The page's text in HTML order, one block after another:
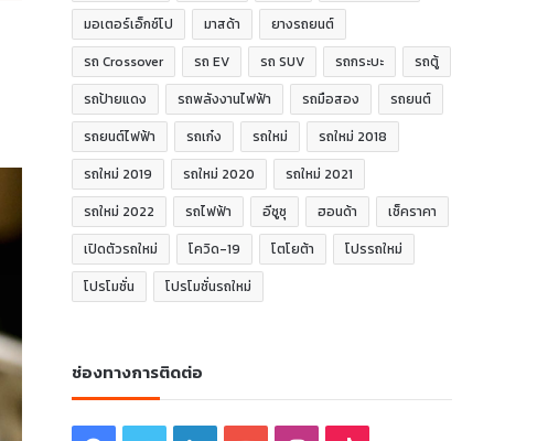
มอเตอร์เอ็กซ์โป
มาสด้า
ยางรถยนต์
รถ Crossover
รถ EV รถ SUV รถกระบะ
รถตู้
รถป้ายแดง
รถพลังงานไฟฟ้า รถมือสอง
รถยนต์
รถยนต์ไฟฟ้า
รถเก๋ง รถใหม่
รถใหม่ 2018
รถใหม่ 2019
รถใหม่ 2020
รถใหม่ 2021
รถใหม่ 2022
รถไฟฟ้า อีซูซุ ฮอนด้า
เช็คราคา
เปิดตัวรถใหม่
โควิด-19 โตโยต้า
โปรรถใหม่
โปรโมชั่น
โปรโมชั่นรถใหม่
ช่องทางการติดต่อ